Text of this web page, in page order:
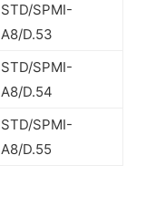
STD/SPMI-
A8/D.53
STD/SPMI-
A8/D.54
STD/SPMI-
A8/D.55